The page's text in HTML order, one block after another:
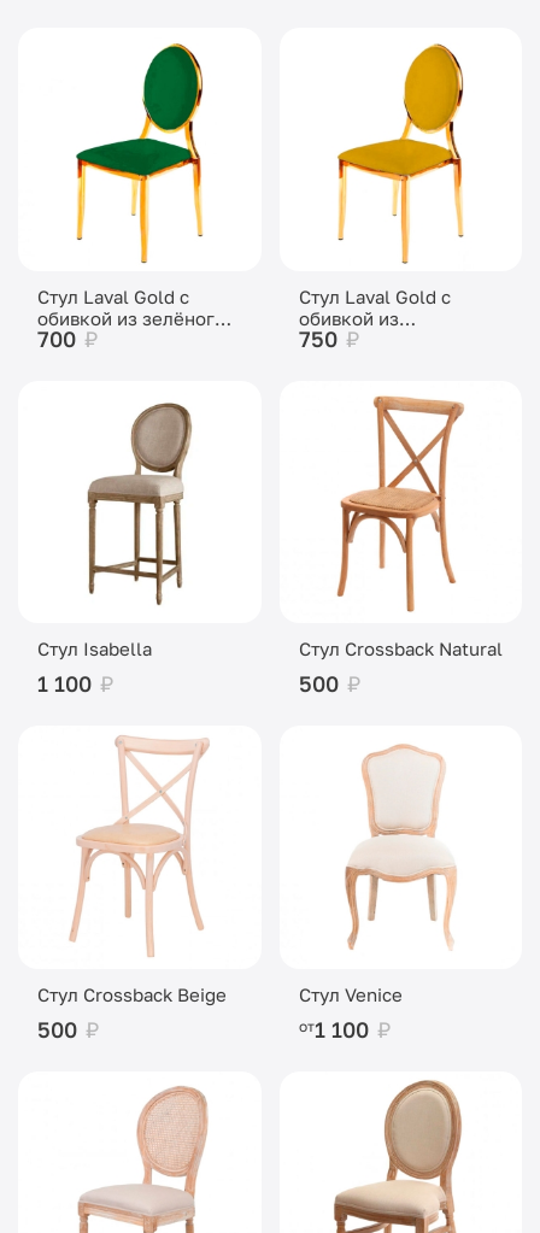
Стул Laval Gold с
обивкой из зелёного
бархата
700 ₽
Стул Laval Gold с
обивкой из
горчичного бархата
750 ₽
Стул Isabella
1 100 ₽
Стул Crossback Natural
500 ₽
Стул Crossback Beige
500 ₽
Стул Venice
от1 100 ₽